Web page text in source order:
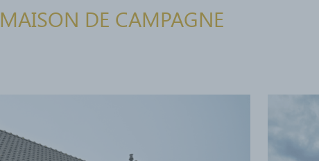
MAISON DE CAMPAGNE